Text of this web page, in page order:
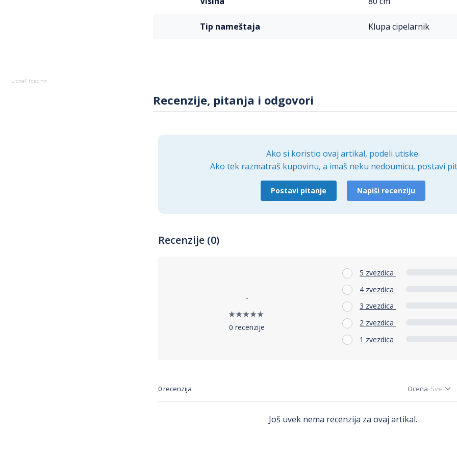
uputstva za montažu omogućavaju brzo i jednostavno sastavljanje, čak i za
tip nameštaja Klupa cipelarnik
Recenzije, pitanja i odgovori
Ako si koristio ovaj artikal, podeli utiske.
Ako tek razmatraš kupovinu, a imaš neku nedoumicu, postavi
Postavi pitanje Napiši recenziju
Recenzije (0)
-
0 recenzije
5 zvezdica
4 zvezdica
3 zvezdica
2 zvezdica
1 zvezdica
0 recenzija Ocena
Još uvek nema recenzija za ovaj artikal.